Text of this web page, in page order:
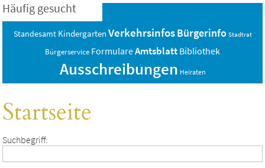
Häufig gesucht
Standesamt Kindergarten VerkehrsinfosBürgerinfo Stadtrat
Bürgerservice FormulareAmtsblatt Bibliothek
Ausschreibungen Heiraten
Startseite
Suchbegriff: